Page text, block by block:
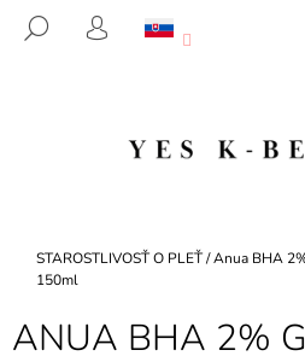
HĽADAŤ
PRIHLÁSENIE
Domov
STAROSTLIVOSŤ O PLEŤ/Anua BHA
150ml
ANUA BHA 2%
T
R
E